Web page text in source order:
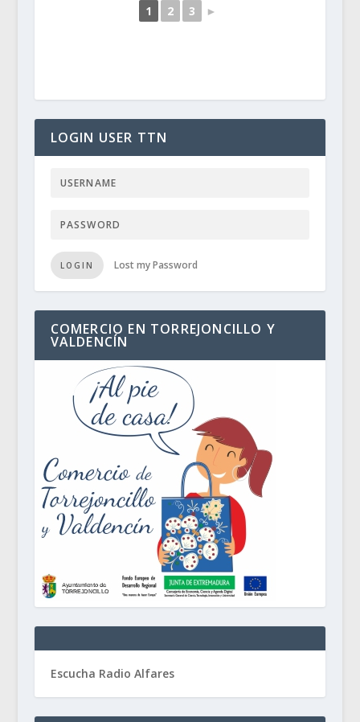
1 2 3 ►
LOGIN USER TTN
LOGIN Lost my Password
COMERCIO EN TORREJONCILLO Y
VALDENCÍN
Escucha Radio Alfares